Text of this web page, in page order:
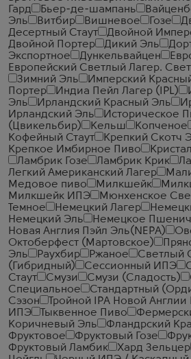
Гард
Бьер-де-шампань
Эль
Витбир Вишневое Гозе
Десертный Стаут
Двойной
Двойной Портер
Дикий Эль
Экспортное
Дункельвайцен
Европейский Светлый Лагер.
Зимний Эль
Имперский
Портер
Индиа Пейл Лагер (IPL)
Эль
Ирландский Красный Эль
Ирландский Эль
Историческое
(Цвикельбир)
Кельш Копченое
Кофейный Стаут
Крепкий Скотч
Крепкое Имбирное Пиво
Ламбрик Гозе
Ламбрик Крик
Легкий Американский Лагер
Медовое пиво
Милкшейк
Милкшейк ИПЭ
Мюнхенское
Темное
Немецкий Лагер
Немецкий Эль
Немецкое
Новая Англия Пэйл Эль(NEPA)
Октоберфест (Мартовское)
Эль
Раухбир Ржаное
Светлый
(Гибридный)
Сессионный ИПЭ
Стаут
Смузи Смузи (Сладость)
Специальное
Стандартный
Сэзон
Тройной IPA Новой
ИПЭ
Тыквенное Пиво
Коричневый Эль
Фландрский
Фруктовое
Фруктовый Гозе
Фруктовый Ламбик
Хард Зельцер